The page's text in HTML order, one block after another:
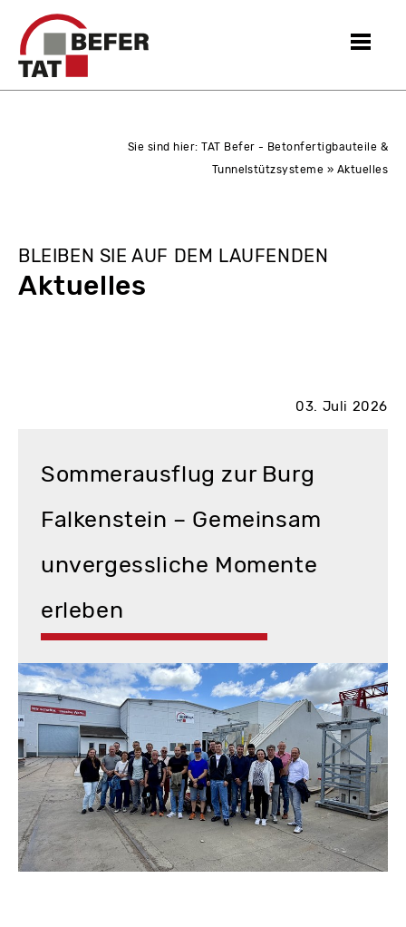
Sie sind hier:TAT Befer - Betonfertigbauteile &
Tunnelstützsysteme » Aktuelles
BLEIBEN SIE AUF DEM LAUFENDEN
Aktuelles
03. Juli 2026
Sommerausflug zur Burg
Falkenstein – Gemeinsam
unvergessliche Momente
erleben